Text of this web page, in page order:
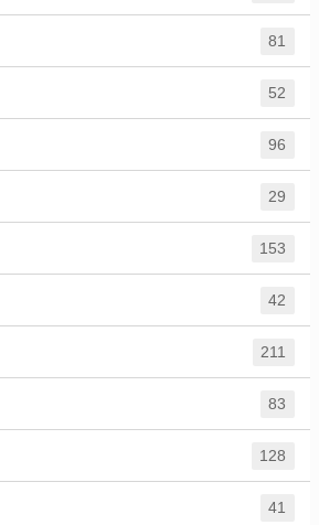
81
52
96
29
153
42
211
83
128
41